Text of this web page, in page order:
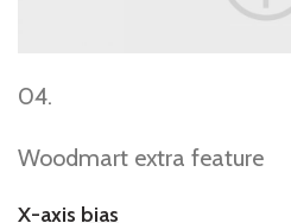
04.
Woodmart extra feature
X-axis bias